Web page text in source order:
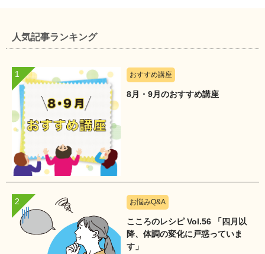
人気記事ランキング
おすすめ講座
8月・9月のおすすめ講座
お悩みQ&A
こころのレシピ Vol.56 「四月以
降、体調の変化に戸惑っていま
す」